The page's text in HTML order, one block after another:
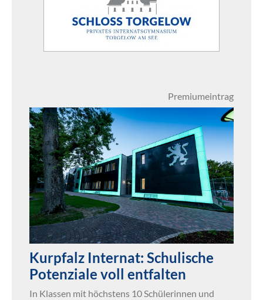
Premiumeintrag
Kurpfalz Internat: Schulische
Potenziale voll entfalten
In Klassen mit höchstens 10 Schülerinnen und